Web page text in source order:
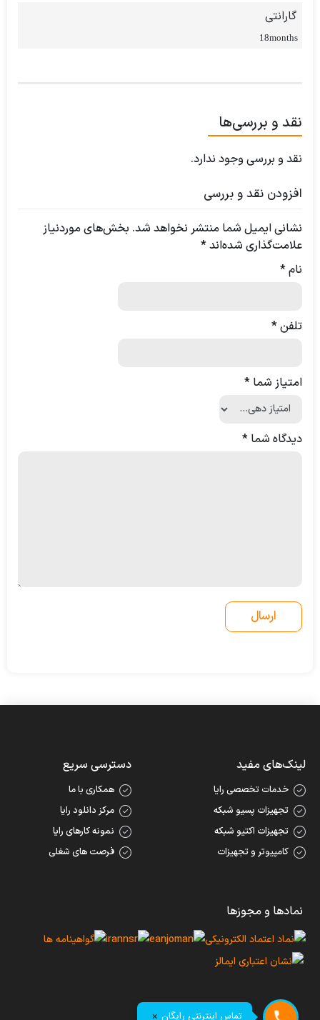
گارانتی
18months
نقد و بررسی‌ها
نقد و بررسی وجود ندارد.
افزودن نقد و بررسی
نشانی ایمیل شما منتشر نخواهد شد. بخش‌های موردنیاز
علامت‌گذاری شده‌اند*
نام*
تلفن*
امتیاز شما *
دیدگاه شما *
لینک‌های مفید
خدمات تخصصی رایا
تجهیزات پسیو شبکه
تجهیزات اکتیو شبکه
کامپیوتر و تجهیزات
دسترسی سریع
همکاری با ما
مرکز دانلود رایا
نمونه کارهای رایا
فرصت های شغلی
نمادها و مجوزها
تماس اینترنتی رایگان